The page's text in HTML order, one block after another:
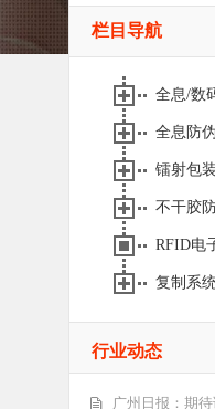
栏目导航
全息/数
全息防
镭射包
不干胶
RFID电
复制系
行业动态
广州日报：期